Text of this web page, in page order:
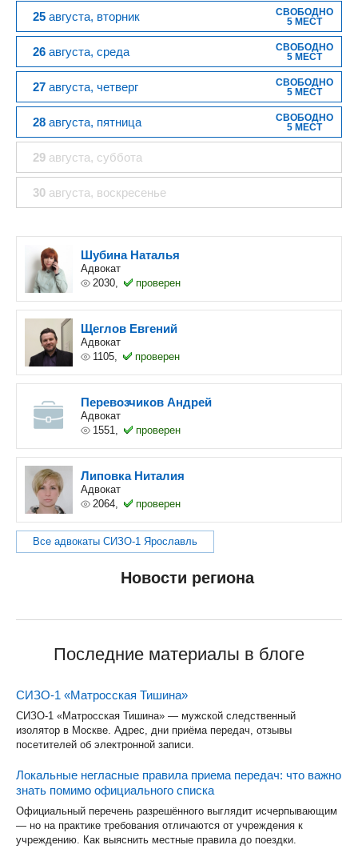
25 августа, вторник
СВОБОДНО
5 МЕСТ
26 августа, среда
СВОБОДНО
5 МЕСТ
27 августа, четверг
СВОБОДНО
5 МЕСТ
28 августа, пятница
СВОБОДНО
5 МЕСТ
29 августа, суббота
30 августа, воскресенье
Шубина Наталья
Адвокат
2030,
проверен
Щеглов Евгений
Адвокат
1105,
проверен
Перевозчиков Андрей
Адвокат
1551,
проверен
Липовка Ниталия
Адвокат
2064,
проверен
Все адвокаты СИЗО-1 Ярославль
Новости региона
Последние материалы в блоге
СИЗО-1 «Матросская Тишина»
СИЗО-1 «Матросская Тишина» — мужской следственный
изолятор в Москве. Адрес, дни приёма передач, отзывы
посетителей об электронной записи.
Локальные негласные правила приема передач: что важно
знать помимо официального списка
Официальный перечень разрешённого выглядит исчерпывающим
— но на практике требования отличаются от учреждения к
учреждению. Как выяснить местные правила до поездки.